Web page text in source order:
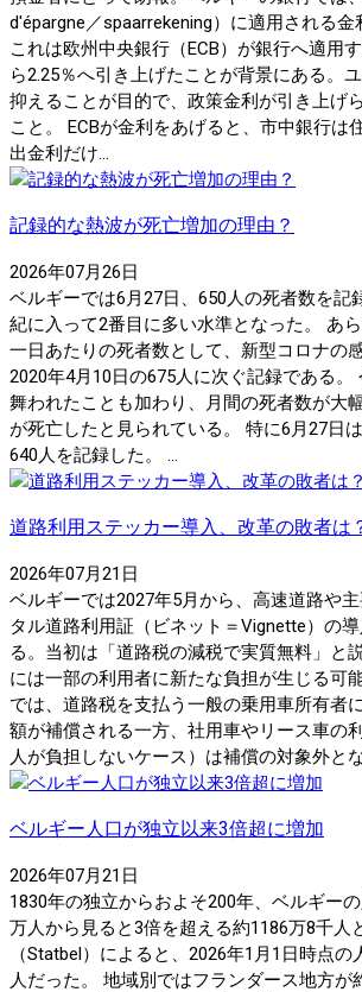
d'épargne／spaarrekening）に適用される金
これは欧州中央銀行（ECB）が銀行へ適用
ら2.25％へ引き上げたことが背景にある。
抑えることが目的で、政策金利が引き上げ
こと。 ECBが金利をあげると、市中銀行は
出金利だけ...
記録的な熱波が死亡増加の理由？
2026年07月26日
ベルギーでは6月27日、650人の死者数を記
紀に入って2番目に多い水準となった。 あ
一日あたりの死者数として、新型コロナの
2020年4月10日の675人に次ぐ記録である。
舞われたことも加わり、月間の死者数が大
が死亡したと見られている。 特に6月27日
640人を記録した。 ...
道路利用ステッカー導入、改革の敗者は
2026年07月21日
ベルギーでは2027年5月から、高速道路や
タル道路利用証（ビネット＝Vignette）の
る。当初は「道路税の減税で実質無料」と
には一部の利用者に新たな負担が生じる可
では、道路税を支払う一般の乗用車所有者
額が補償される一方、社用車やリース車の
人が負担しないケース）は補償の対象外と
ベルギー人口が独立以来3倍超に増加
2026年07月21日
1830年の独立からおよそ200年、ベルギー
万人から見ると3倍を超える約1186万8千人
（Statbel）によると、2026年1月1日時点
人だった。 地域別ではフランダース地方が